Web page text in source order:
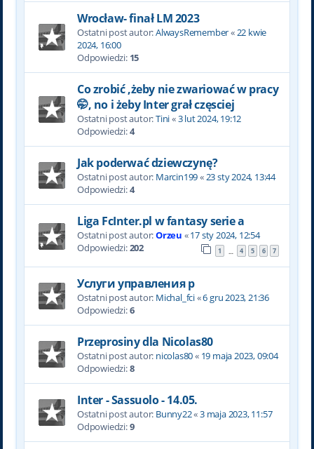
Wrocław- finał LM 2023
Ostatni post autor:AlwaysRemember«22 kwie
2024, 16:00
Odpowiedzi: 15
Co zrobić ,żeby nie zwariować w pracy
🤭, no i żeby Inter grał częsciej
Ostatni post autor:Tini«3 lut 2024, 19:12
Odpowiedzi:4
Jak poderwać dziewczynę?
Ostatni post autor: Marcin199«23 sty 2024, 13:44
Odpowiedzi:4
Liga FcInter.pl w fantasy serie a
Ostatni post autor:Orzeu «17 sty 2024, 12:54
Odpowiedzi:202 1 … 4 5 6 7
Услуги управления р
Ostatni post autor: Michal_fci«6 gru 2023, 21:36
Odpowiedzi:6
Przeprosiny dla Nicolas80
Ostatni post autor: nicolas80« 19 maja 2023, 09:04
Odpowiedzi:8
Inter - Sassuolo - 14.05.
Ostatni post autor: Bunny22«3 maja 2023, 11:57
Odpowiedzi:9